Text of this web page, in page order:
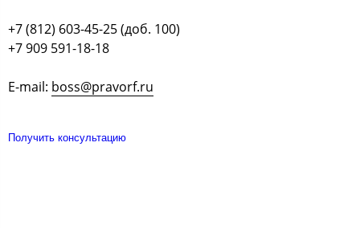
+7 (812) 603-45-25 (доб. 100)
+7 909 591-18-18
E-mail: boss@pravorf.ru
Получить консультацию